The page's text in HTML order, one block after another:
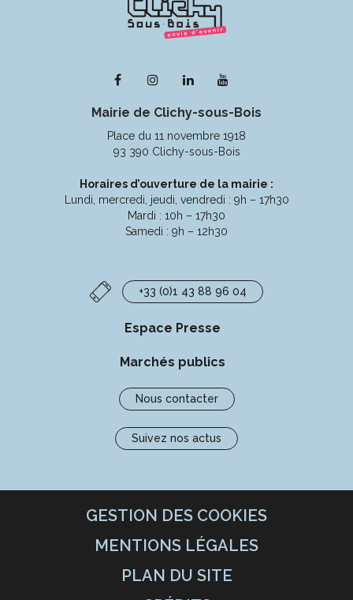
Lien
le
compte
Facebook
Lien
le
compte
Instagram
Lien
le
compte
Linkedin
la
chaîne
Youtube
Mairie de Clichy-sous-Bois
Place du 11 novembre 1918
93 390 Clichy-sous-Bois
Horaires d’ouverture de la mairie :
Lundi, mercredi, jeudi, vendredi : 9h – 17h30
Mardi : 10h – 17h30
Samedi : 9h – 12h30
+33 (0)1 43 88 96 04
Espace Presse
Marchés publics
Nous contacter
Suivez nos actus
GESTION DES COOKIES
MENTIONS LÉGALES
PLAN DU SITE